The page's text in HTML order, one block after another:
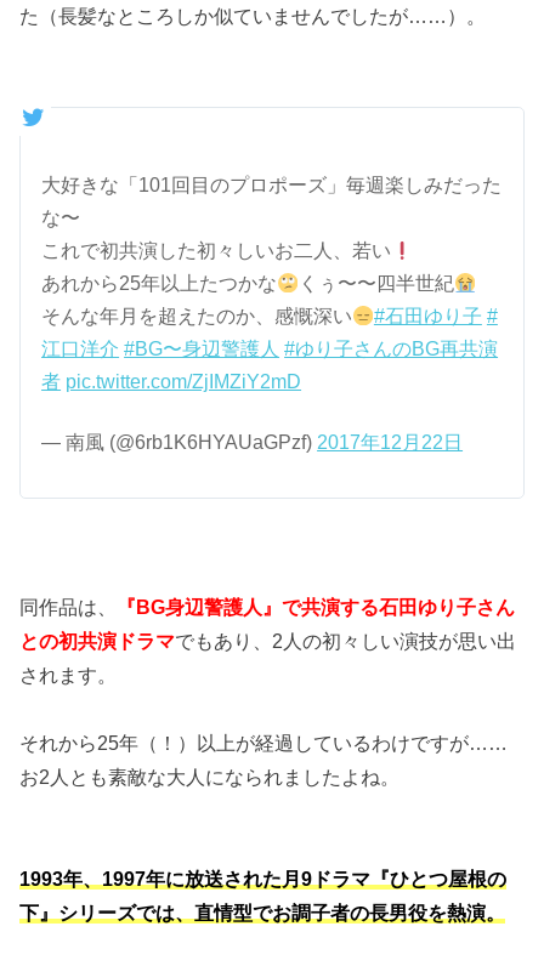
た（長髪なところしか似ていませんでしたが……）。
大好きな「101回目のプロポーズ」毎週楽しみだった
な〜
これで初共演した初々しいお二人、若い
あれから25年以上たつかな
くぅ〜〜四半世紀
そんな年月を超えたのか、感慨深い
#石田ゆり子 #
江口洋介 #BG〜身辺警護人 #ゆり子さんのBG再共演
者 pic.twitter.com/ZjIMZiY2mD
— 南風 (@6rb1K6HYAUaGPzf) 2017年12月22日
同作品は、
『BG身辺警護人』で共演する石田ゆり子さん
との初共演ドラマでもあり、2人の初々しい演技が思い出
されます。
それから25年（！）以上が経過しているわけですが……
お2人とも素敵な大人になられましたよね。
1993年、1997年に放送された月9ドラマ『ひとつ屋根の
下』シリーズでは、直情型でお調子者の長男役を熱演。